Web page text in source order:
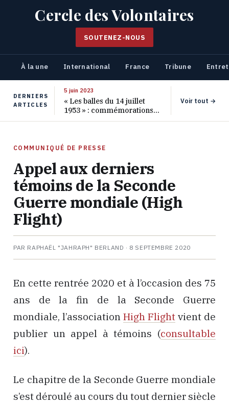
Cercle des Volontaires
SOUTENEZ-NOUS
À la une International France Tribune
DERNIERS
ARTICLES
5 juin 2023
« Les balles du 14 juillet
1953 » : commémorations
pour les 70 ans de ce
Voir tout →
COMMUNIQUÉ DE PRESSE
Appel aux derniers
témoins de la Seconde
Guerre mondiale (High
Flight)
PAR RAPHAËL "JAHRAPH" BERLAND · 8 SEPTEMBRE 2020
En cette rentrée 2020 et à l’occasion des 75
ans de la fin de la Seconde Guerre
mondiale, l’association High Flight vient de
publier un appel à témoins (consultable
ici).
Le chapitre de la Seconde Guerre mondiale
s’est déroulé au cours du tout dernier siècle